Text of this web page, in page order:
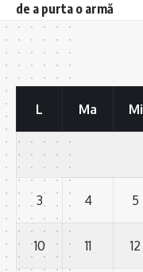
de a purta o armă
L Ma Mi
3 4 5
10 11 12